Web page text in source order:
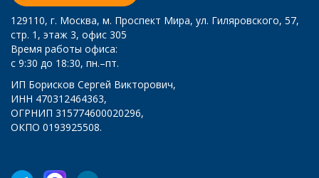
129110, г. Москва, м. Проспект Мира, ул. Гиляровского, 57,
стр. 1, этаж 3, офис 305
Время работы офиса:
с 9:30 до 18:30, пн.–пт.
ИП Борисков Сергей Викторович,
ИНН 470312464363,
ОГРНИП 315774600020296,
ОКПО 0193925508.